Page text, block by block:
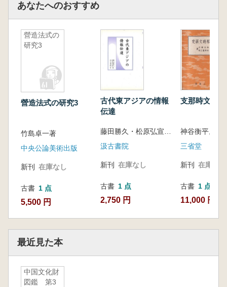
あなたへのおすすめ
營造法式の
研究3
營造法式の研究3
竹島卓一著
中央公論美術出版
新刊 在庫なし
古書 1 点
5,500 円
古代東アジアの情報
伝達
藤田勝久・松原弘宣 編
汲古書院
新刊 在庫なし
古書 1 点
2,750 円
支那時文研究
三省堂
新刊 在庫なし
古書 1 点
11,000 円
最近見た本
中国文化財
図鑑 第3